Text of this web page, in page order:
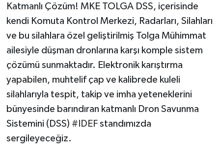
Katmanlı Çözüm! MKE TOLGA DSS, içerisinde
kendi Komuta Kontrol Merkezi, Radarları, Silahları
ve bu silahlara özel geliştirilmiş Tolga Mühimmat
ailesiyle düşman dronlarına karşı komple sistem
çözümü sunmaktadır. Elektronik karıştırma
yapabilen, muhtelif çap ve kalibrede kuleli
silahlarıyla tespit, takip ve imha yeteneklerini
bünyesinde barındıran katmanlı Dron Savunma
Sistemini (DSS) #IDEFstandımızda
sergileyeceğiz.